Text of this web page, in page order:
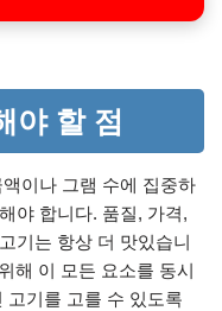
야 할 점
이나 그램 수에 집중하
야 합니다. 품질, 가격,
기는 항상 더 맛있습니
해 이 모든 요소를 동시
고기를 고를 수 있도록